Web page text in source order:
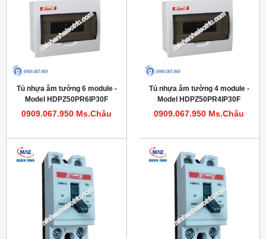
Tủ nhựa âm tường 6 module -
Model HDPZ50PR6IP30F
0909.067.950 Ms.Châu
Tủ nhựa âm tường 4 module -
Model HDPZ50PR4IP30F
0909.067.950 Ms.Châu